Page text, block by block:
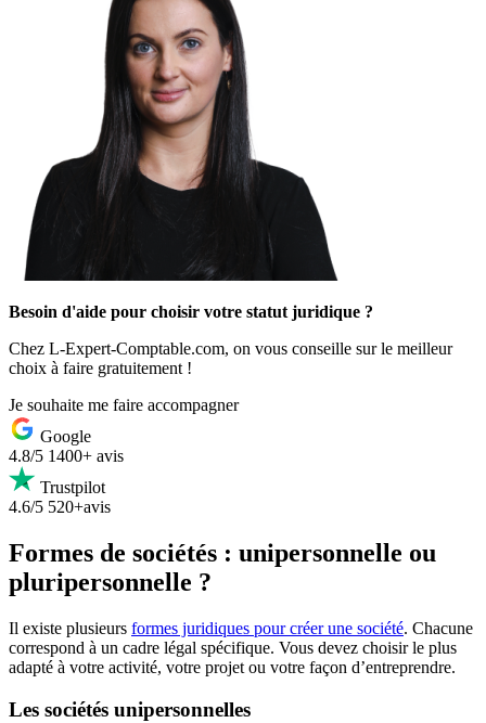
Besoin d'aide pour choisir votre statut juridique ?
Chez L-Expert-Comptable.com, on vous conseille sur le meilleur
choix à faire gratuitement !
Je souhaite me faire accompagner
Google
4.8/5 1400+ avis
Trustpilot
4.6/5 520+avis
Formes de sociétés : unipersonnelle ou
pluripersonnelle ?
Il existe plusieurs formes juridiques pour créer une société. Chacune
correspond à un cadre légal spécifique. Vous devez choisir le plus
adapté à votre activité, votre projet ou votre façon d’entreprendre.
Les sociétés unipersonnelles